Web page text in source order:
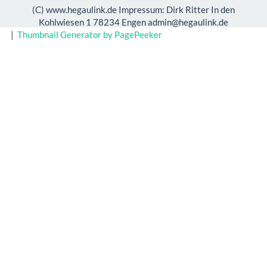
(C) www.hegaulink.de Impressum: Dirk Ritter In den
Kohlwiesen 1 78234 Engen admin@hegaulink.de
| Thumbnail Generator by PagePeeker